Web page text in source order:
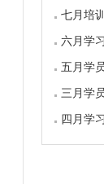
七月培
六月学
五月学
三月学
四月学